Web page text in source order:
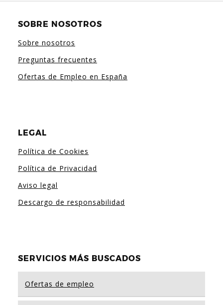
SOBRE NOSOTROS
Sobre nosotros
Preguntas frecuentes
Ofertas de Empleo en España
LEGAL
Política de Cookies
Política de Privacidad
Aviso legal
Descargo de responsabilidad
SERVICIOS MÁS BUSCADOS
Ofertas de empleo